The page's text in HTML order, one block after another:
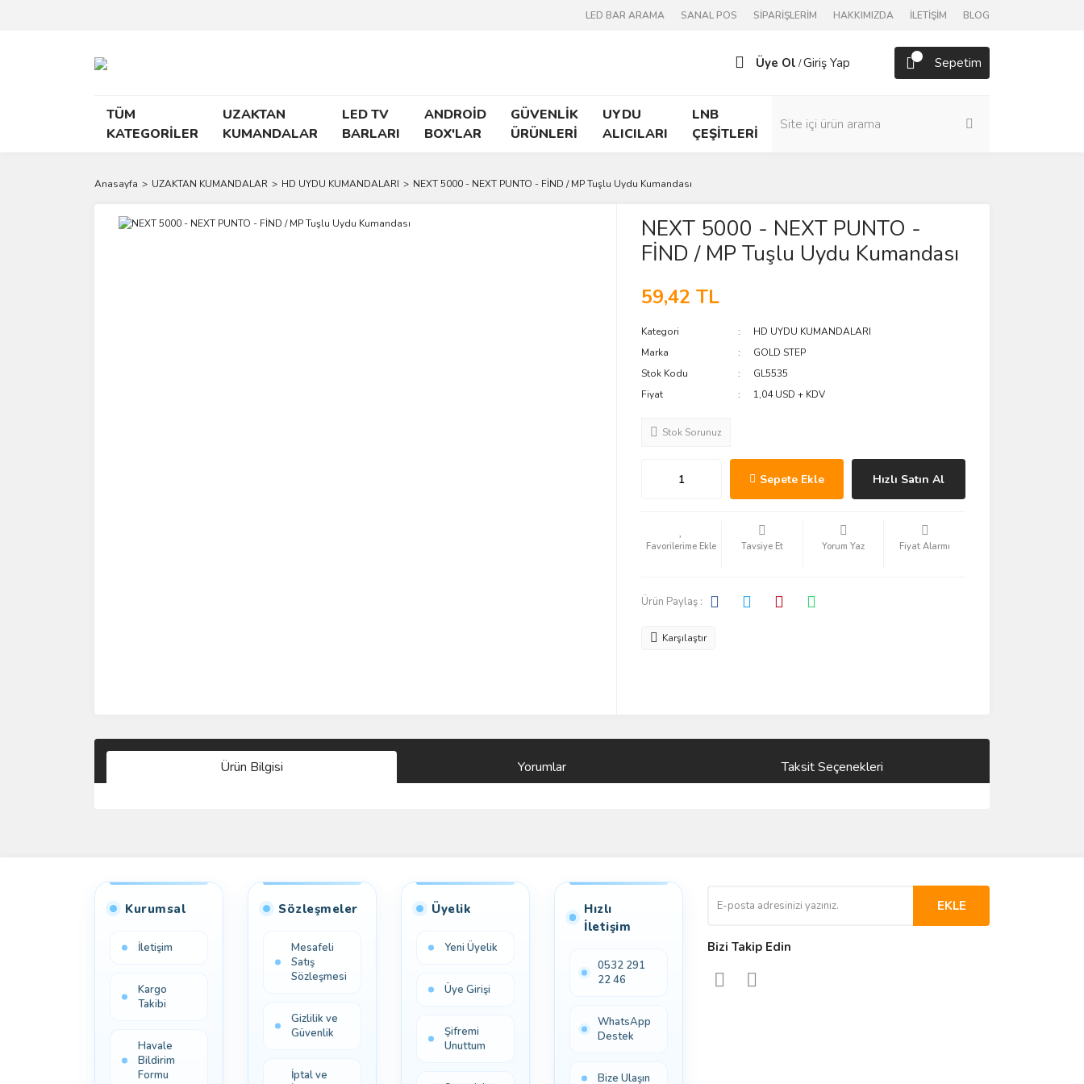
LED BAR ARAMA SANAL POS SİPARİŞLERİM HAKKIMIZDA İLETİŞİM BLOG
Üye Ol /Giriş Yap Sepetim
TÜM
KATEGORİLER
UZAKTAN
KUMANDALAR
LED TV
BARLARI
ANDROİD
BOX'LAR
GÜVENLİK
ÜRÜNLERİ
UYDU
ALICILARI
LNB
ÇEŞİTLERİ
Anasayfa UZAKTAN KUMANDALAR HD UYDU KUMANDALARI NEXT 5000 - NEXT PUNTO - FİND / MP Tuşlu Uydu Kumandası
NEXT 5000 - NEXT PUNTO -
FİND / MP Tuşlu Uydu Kumandası
59,42 TL
Kategori
HD UYDU KUMANDALARI
Marka
GOLD STEP
Stok Kodu
GL5535
Fiyat
1,04 USD + KDV
Stok Sorunuz
Sepete Ekle Hızlı Satın Al
Tavsiye Et Yorum Yaz Fiyat Alarmı
Ürün Paylaş :
Karşılaştır
Ürün Bilgisi Yorumlar Taksit Seçenekleri
Kurumsal
İletişim
Kargo
Takibi
Havale
Bildirim
Formu
Sözleşmeler
Mesafeli
Satış
Sözleşmesi
Gizlilik ve
Güvenlik
İptal ve
Üyelik
Yeni Üyelik
Üye Girişi
Şifremi
Unuttum
Hızlı
İletişim
0532 291
22 46
WhatsApp
Destek
Bize Ulaşın
EKLE
Bizi Takip Edin